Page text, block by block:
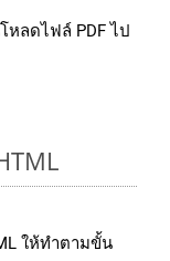
หลดไฟล์ PDF ไป
ให้ทำตามขั้น